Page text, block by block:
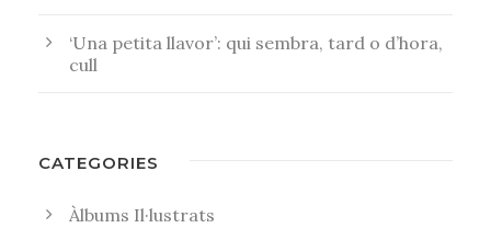
‘Una petita llavor’: qui sembra, tard o d’hora,
cull
CATEGORIES
Àlbums Il·lustrats